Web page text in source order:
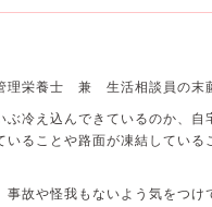
理栄養士 兼 生活相談員の末
ぶ冷え込んできているのか、自
いることや路面が凍結している
事故や怪我もないよう気をつけ